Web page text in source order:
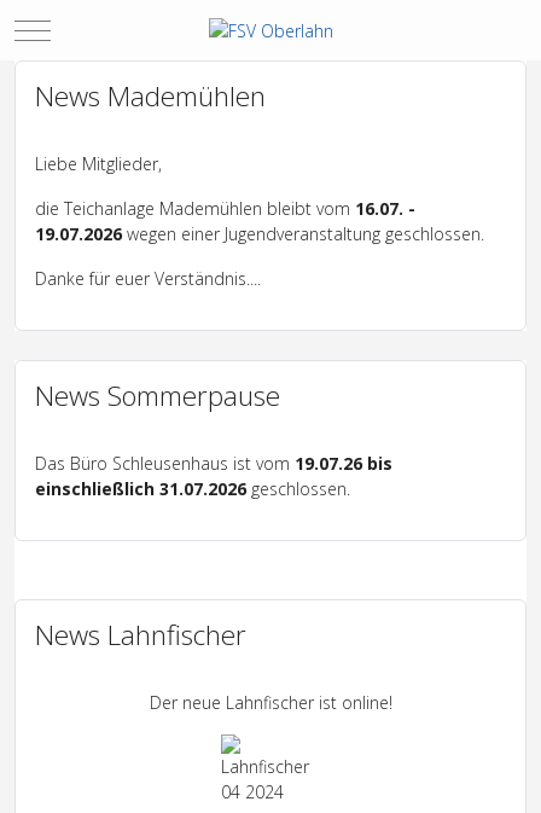
Mobile Menu Toggle
News Mademühlen
Liebe Mitglieder,
die Teichanlage Mademühlen bleibt vom 16.07. -
19.07.2026 wegen einer Jugendveranstaltung geschlossen.
Danke für euer Verständnis....
News Sommerpause
Das Büro Schleusenhaus ist vom 19.07.26 bis
einschließlich 31.07.2026 geschlossen.
News Lahnfischer
Der neue Lahnfischer ist online!